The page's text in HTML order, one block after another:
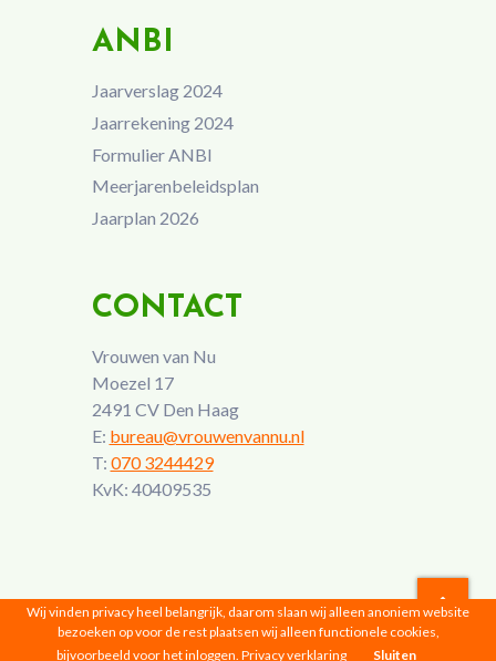
ANBI
Jaarverslag 2024
Jaarrekening 2024
Formulier ANBI
Meerjarenbeleidsplan
Jaarplan 2026
CONTACT
Vrouwen van Nu
Moezel 17
2491 CV Den Haag
E: bureau@vrouwenvannu.nl
T: 070 3244429
KvK: 40409535
Vrouwen van Nu © 2026 |Privacyverklaring
Wij vinden privacy heel belangrijk, daarom slaan wij alleen anoniem website
bezoeken op voor de rest plaatsen wij alleen functionele cookies,
bijvoorbeeld voor het inloggen. Privacy verklaring Sluiten